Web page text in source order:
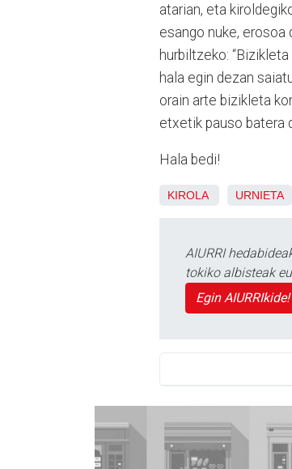
atarian, eta
esango nuke, erosoa
hurbiltzeko:
hala egin dezan
orain arte bizikleta
etxetik pauso batera
Hala bedi!
KIROLA URNIETA
AIURRI
tokiko albisteak
Egin AIURRIkide!